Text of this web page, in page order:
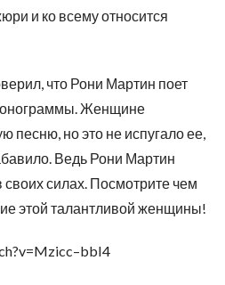
и ко всему относится
что Рони Мартин поет
Женщине
песню, но это не испугало ее,
Ведь Рони Мартин
силах. Посмотрите чем
этой талантливой женщины!